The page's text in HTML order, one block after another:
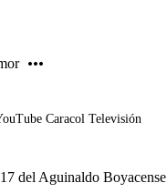
Caracol Televisión
del Aguinaldo Boyacense